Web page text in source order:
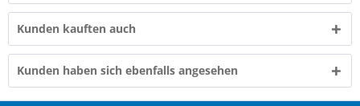
Kunden kauften auch
Kunden haben sich ebenfalls angesehen